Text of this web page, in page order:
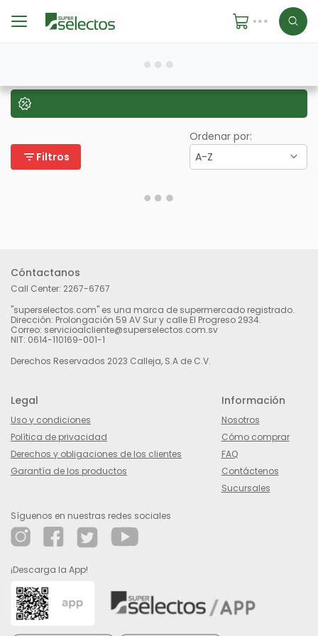
filter_list Filtros
Ordenar por:
A-Z
Cóntactanos
Call Center: 2267-6767
"superselectos.com" es una marca de supermercado registrado.
Dirección: Prolongación 59 AV Sur y calle El Progreso 2934.
Correo: servicioalcliente@superselectos.com.sv
NIT: 0614-110169-001-1
Derechos Reservados 2023 Calleja, S.A de C.V.
Legal
Uso y condiciones
Política de privacidad
Derechos y obligaciones de los clientes
Garantía de los productos
Información
Nosotros
Cómo comprar
FAQ
Contáctenos
Sucursales
Síguenos en nuestras redes sociales
¡Descarga la App!